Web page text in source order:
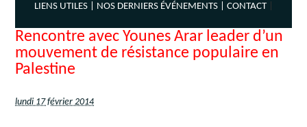
LIENS UTILES |
NOS DERNIERS ÉVÉNEMENTS | CONTACT|
Rencontre avec Younes Arar leader d’un
mouvement de résistance populaire en
Palestine
lundi 17 février 2014